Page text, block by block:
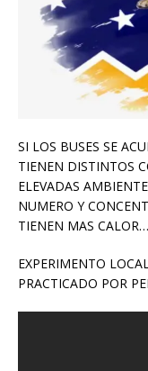
SI LOS BUSES SE
TIENEN DISTINTOS
ELEVADAS
NUMERO Y
TIENEN MAS
EXPERIMENTO
PRACTICADO POR